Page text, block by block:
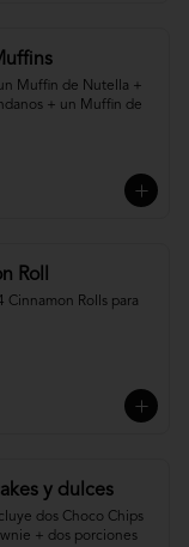
Muffin de Nutella +
+ un Muffin de
Roll
Cinnamon Rolls para
y dulces
dos Choco Chips
+ dos porciones